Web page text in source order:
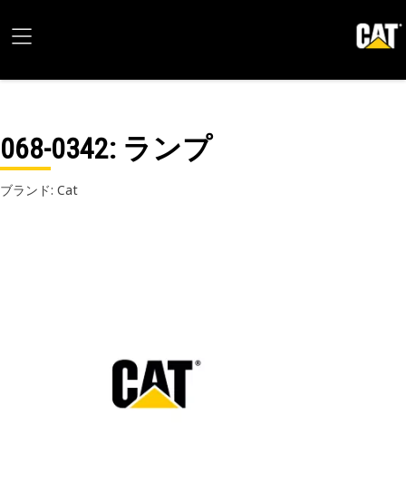
068-0342: ランプ
ブランド: Cat